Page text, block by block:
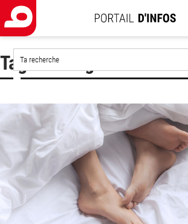
Rechercher
sur
le
recherche
Tag : lit king size